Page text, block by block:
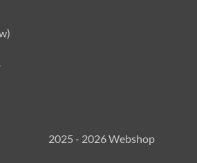
- 2026 Webshop